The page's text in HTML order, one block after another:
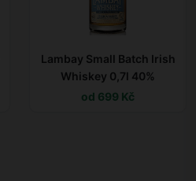
Lambay Small Batch Irish
Whiskey 0,7l 40%
od 699 Kč